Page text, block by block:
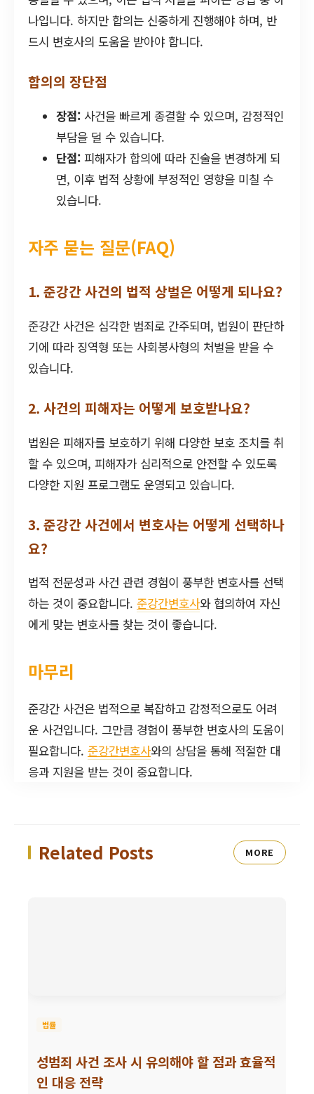
나입니다. 하지만 합의는 신중하게 진행해야 하며, 반
드시 변호사의 도움을 받아야 합니다.
합의의 장단점
장점: 사건을 빠르게 종결할 수 있으며, 감정적인
부담을 덜 수 있습니다.
단점: 피해자가 합의에 따라 진술을 변경하게 되
면, 이후 법적 상황에 부정적인 영향을 미칠 수
있습니다.
자주 묻는 질문(FAQ)
1. 준강간 사건의 법적 상벌은 어떻게 되나요?
준강간 사건은 심각한 범죄로 간주되며, 법원이 판단하
기에 따라 징역형 또는 사회봉사형의 처벌을 받을 수
있습니다.
2. 사건의 피해자는 어떻게 보호받나요?
법원은 피해자를 보호하기 위해 다양한 보호 조치를 취
할 수 있으며, 피해자가 심리적으로 안전할 수 있도록
다양한 지원 프로그램도 운영되고 있습니다.
3. 준강간 사건에서 변호사는 어떻게 선택하나
요?
법적 전문성과 사건 관련 경험이 풍부한 변호사를 선택
하는 것이 중요합니다. 준강간변호사와 협의하여 자신
에게 맞는 변호사를 찾는 것이 좋습니다.
마무리
준강간 사건은 법적으로 복잡하고 감정적으로도 어려
운 사건입니다. 그만큼 경험이 풍부한 변호사의 도움이
필요합니다. 준강간변호사와의 상담을 통해 적절한 대
응과 지원을 받는 것이 중요합니다.
Related Posts MORE
법률
성범죄 사건 조사 시 유의해야 할 점과 효율적
인 대응 전략